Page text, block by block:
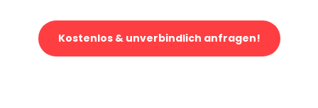
Kostenlos & unverbindlich anfragen!